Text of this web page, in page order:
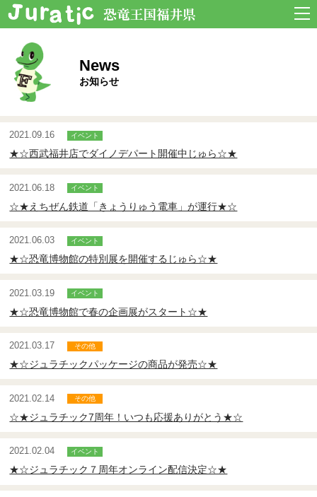
News
お知らせ
2021.09.16
★☆西武福井店でダイノデパート開催中じゅら☆★
2021.06.18
☆★えちぜん鉄道「きょうりゅう電車」が運行★☆
2021.06.03
★☆恐竜博物館の特別展を開催するじゅら☆★
2021.03.19
★☆恐竜博物館で春の企画展がスタート☆★
2021.03.17
★☆ジュラチックパッケージの商品が発売☆★
2021.02.14
☆★ジュラチック7周年！いつも応援ありがとう★☆
2021.02.04
★☆ジュラチック７周年オンライン配信決定☆★